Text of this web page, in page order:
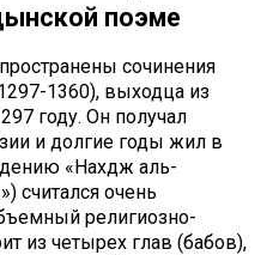
поэме
сочинения
1360), выходца из
году. Он получал
и долгие годы жил в
«Нахдж аль-
считался очень
религиозно-
из четырех глав (бабов),